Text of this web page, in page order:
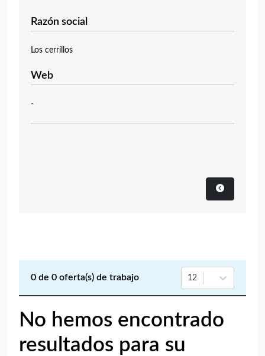
Razón social
Los cerrillos
Web
-
0 de 0 oferta(s) de trabajo 12
No hemos encontrado
resultados para su